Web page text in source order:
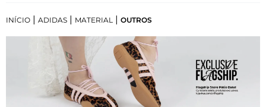
INÍCIO | ADIDAS | MATERIAL | OUTROS